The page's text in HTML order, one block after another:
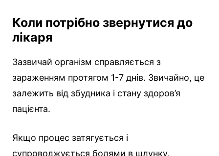
Коли потрібно звернутися до
лікаря
Зазвичай організм справляється з
зараженням протягом 1-7 днів. Звичайно, це
залежить від збудника і стану здоров’я
пацієнта.
Якщо процес затягується і
супроводжується болями в шлунку,